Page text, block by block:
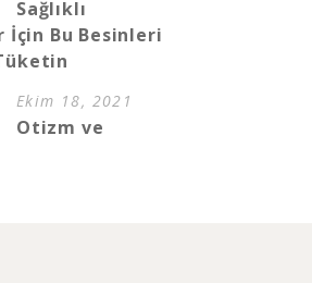
Sağlıklı
İçin Bu Besinleri
Ekim 18, 2021
Otizm ve